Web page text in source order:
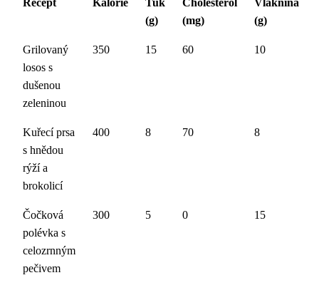
Recept Kalorie
Tuk
(g)
Cholesterol
(mg)
Vláknina
(g)
Grilovaný
losos s
dušenou
zeleninou
350 15 60 10
Kuřecí prsa
s hnědou
rýží a
brokolicí
400 8 70 8
Čočková
polévka s
celozrnným
pečivem
300 5 0 15